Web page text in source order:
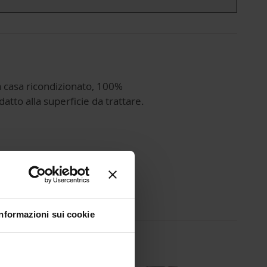
sui cookie
ricondizionato, 100%
alla superficie da trattare.